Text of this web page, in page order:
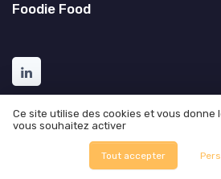
Foodie Food
Mentions légales Politique
Ce site utilise des cookies et vous donne
vous souhaitez activer
Tout accepter